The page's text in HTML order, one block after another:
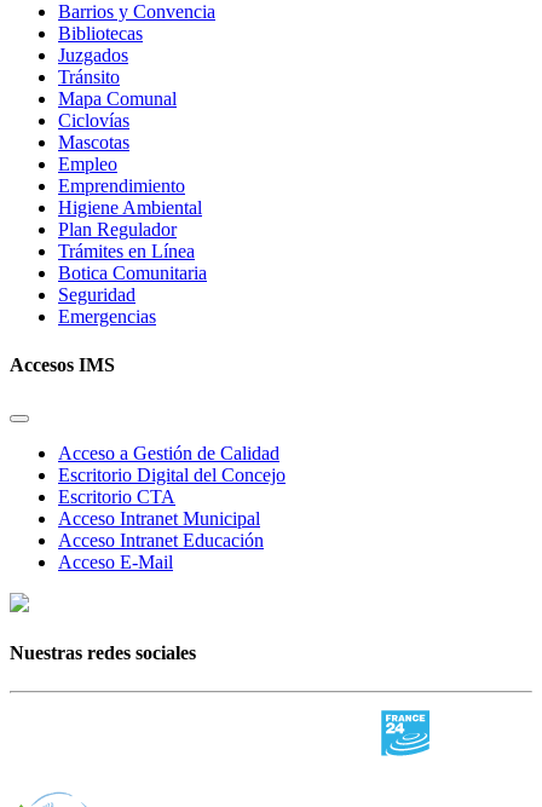
Barrios y Convencia
Bibliotecas
Juzgados
Tránsito
Mapa Comunal
Ciclovías
Mascotas
Empleo
Emprendimiento
Higiene Ambiental
Plan Regulador
Trámites en Línea
Botica Comunitaria
Seguridad
Emergencias
Accesos IMS
Acceso a Gestión de Calidad
Escritorio Digital del Concejo
Escritorio CTA
Acceso Intranet Municipal
Acceso Intranet Educación
Acceso E-Mail
Nuestras redes sociales